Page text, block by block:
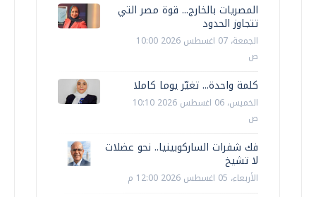
المصريات بالخارج... قوة مصر التي
تتجاوز الحدود
الجمعة، 07 اغسطس 2026 10:00
ص
كلمة واحدة... تغيّر يوما كاملا
الخميس، 06 اغسطس 2026 10:10
ص
فك شفرات الساركوبينيا.. نحو عضلات
لا تشيخ
الأربعاء، 05 اغسطس 2026 12:00 م